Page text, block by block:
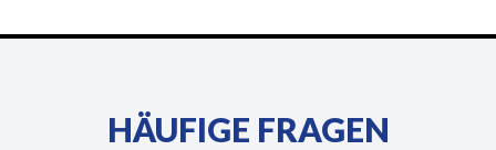
HÄUFIGE FRAGEN